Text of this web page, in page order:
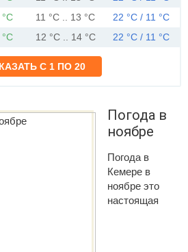
11 °C .. 13 °C
22 °C / 11 °C
12 °C .. 14 °C 22 °C / 11 °C
Погода в
ноябре
Погода в
Кемере в
ноябре это
настоящая